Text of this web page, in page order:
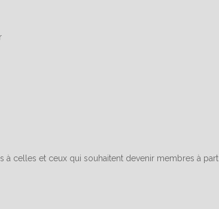
celles et ceux qui souhaitent devenir membres à